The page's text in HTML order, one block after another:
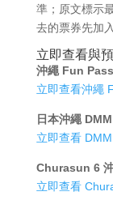
準；原文標示
去的票券先加
立即查看與
沖繩 Fun
立即查看沖繩
日本沖繩
立即查看
Churasun 6
立即查看